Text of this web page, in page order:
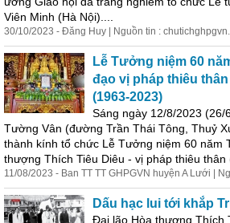
Viên Minh (Hà Nội)....
30/10/2023 - Đăng Huy | Nguồn tin :
Lễ Tưởng niệm 60
đạo vị pháp thiêu
(1963-2023)
Sáng ngày 12/8/2023
Tường Vân (đường Trần Thái Tông, Thuỷ
thành kính tổ chức Lễ Tưởng niệm 60 năm
thượng Thích Tiêu Diêu - vị pháp thiêu thân
11/08/2023 - Ban TT TT GHPGVN huyện A Lưới |
Dấu hạc lui tới khắp
Đại lão Hòa thượng Thích